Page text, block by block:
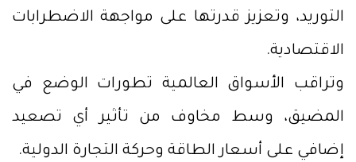
التوريد، وتعزيز قدرتها على مواجهة الاضطرابات
الاقتصادية.
وتراقب الأسواق العالمية تطورات الوضع في
المضيق، وسط مخاوف من تأثير أي تصعيد
إضافي على أسعار الطاقة وحركة التجارة الدولية.